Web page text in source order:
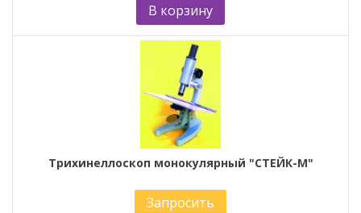
В корзину
Трихинеллоскоп монокулярный "СТЕЙК-М"
Запросить